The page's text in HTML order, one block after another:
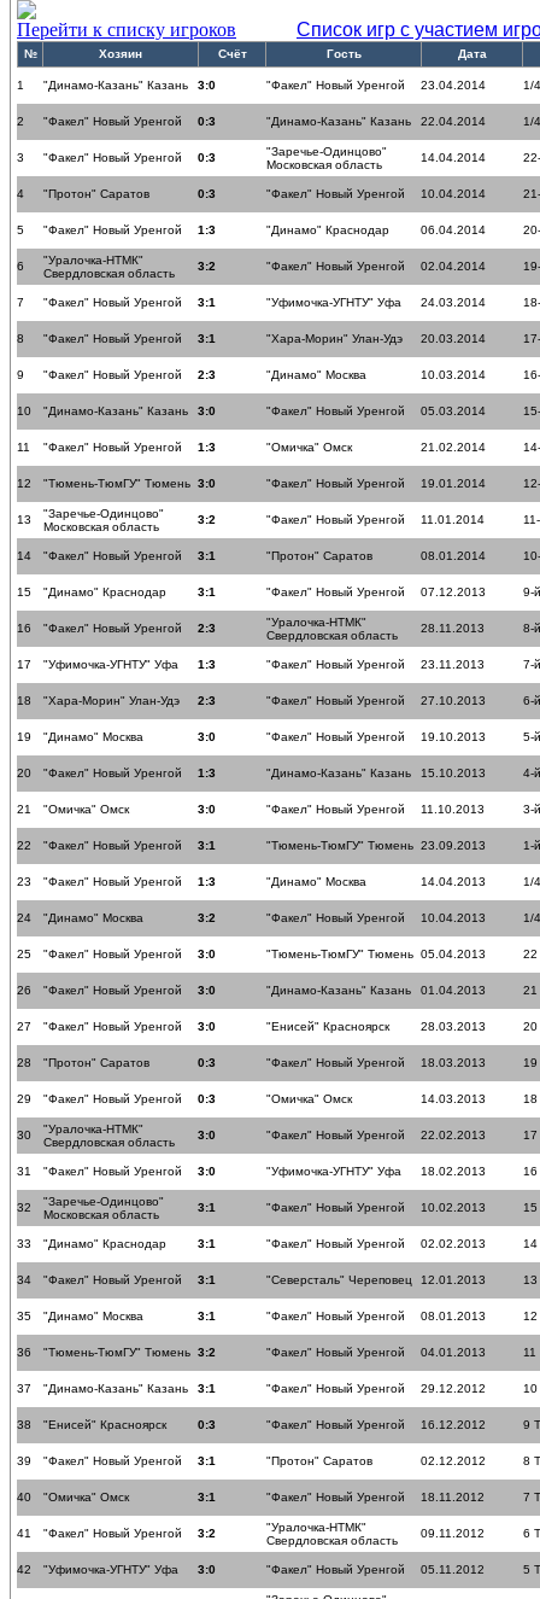
Перейти к списку игроков
Список игр с участием
№ Хозяин Счёт Гость Дата
1 "Динамо-Казань" Казань 3:0 "Факел" Новый Уренгой 23.04.2014 1/
2 "Факел" Новый Уренгой 0:3 "Динамо-Казань" Казань 22.04.2014 1/
3 "Факел" Новый Уренгой 0:3
"Заречье-Одинцово"
Московская область
14.04.2014
4 "Протон" Саратов 0:3 "Факел" Новый Уренгой 10.04.2014
5 "Факел" Новый Уренгой 1:3 "Динамо" Краснодар 06.04.2014
6
"Уралочка-НТМК"
Свердловская область
3:2 "Факел" Новый Уренгой 02.04.2014
7 "Факел" Новый Уренгой 3:1 "Уфимочка-УГНТУ" Уфа 24.03.2014
8 "Факел" Новый Уренгой 3:1 "Хара-Морин" Улан-Удэ 20.03.2014
9 "Факел" Новый Уренгой 2:3 "Динамо" Москва 10.03.2014
10 "Динамо-Казань" Казань 3:0 "Факел" Новый Уренгой 05.03.2014
11 "Факел" Новый Уренгой 1:3 "Омичка" Омск 21.02.2014
12 "Тюмень-ТюмГУ" Тюмень 3:0 "Факел" Новый Уренгой 19.01.2014
13
"Заречье-Одинцово"
Московская область
3:2 "Факел" Новый Уренгой 11.01.2014
14 "Факел" Новый Уренгой 3:1 "Протон" Саратов 08.01.2014
15 "Динамо" Краснодар 3:1 "Факел" Новый Уренгой 07.12.2013 9-
16 "Факел" Новый Уренгой 2:3
"Уралочка-НТМК"
Свердловская область
28.11.2013 8-
17 "Уфимочка-УГНТУ" Уфа 1:3 "Факел" Новый Уренгой 23.11.2013 7-
18 "Хара-Морин" Улан-Удэ 2:3 "Факел" Новый Уренгой 27.10.2013 6-
19 "Динамо" Москва 3:0 "Факел" Новый Уренгой 19.10.2013 5-
20 "Факел" Новый Уренгой 1:3 "Динамо-Казань" Казань 15.10.2013 4-
21 "Омичка" Омск 3:0 "Факел" Новый Уренгой 11.10.2013 3-
22 "Факел" Новый Уренгой 3:1 "Тюмень-ТюмГУ" Тюмень 23.09.2013 1-
23 "Факел" Новый Уренгой 1:3 "Динамо" Москва 14.04.2013 1/
24 "Динамо" Москва 3:2 "Факел" Новый Уренгой 10.04.2013 1/
25 "Факел" Новый Уренгой 3:0 "Тюмень-ТюмГУ" Тюмень 05.04.2013 22
26 "Факел" Новый Уренгой 3:0 "Динамо-Казань" Казань 01.04.2013 21
27 "Факел" Новый Уренгой 3:0 "Енисей" Красноярск 28.03.2013 20
28 "Протон" Саратов 0:3 "Факел" Новый Уренгой 18.03.2013 19
29 "Факел" Новый Уренгой 0:3 "Омичка" Омск 14.03.2013 18
30
"Уралочка-НТМК"
Свердловская область
3:0 "Факел" Новый Уренгой 22.02.2013 17
31 "Факел" Новый Уренгой 3:0 "Уфимочка-УГНТУ" Уфа 18.02.2013 16
32
"Заречье-Одинцово"
Московская область
3:1 "Факел" Новый Уренгой 10.02.2013 15
33 "Динамо" Краснодар 3:1 "Факел" Новый Уренгой 02.02.2013 14
34 "Факел" Новый Уренгой 3:1 "Северсталь" Череповец 12.01.2013 13
35 "Динамо" Москва 3:1 "Факел" Новый Уренгой 08.01.2013 12
36 "Тюмень-ТюмГУ" Тюмень 3:2 "Факел" Новый Уренгой 04.01.2013 11
37 "Динамо-Казань" Казань 3:1 "Факел" Новый Уренгой 29.12.2012 10
38 "Енисей" Красноярск 0:3 "Факел" Новый Уренгой 16.12.2012 9
39 "Факел" Новый Уренгой 3:1 "Протон" Саратов 02.12.2012 8
40 "Омичка" Омск 3:1 "Факел" Новый Уренгой 18.11.2012 7
41 "Факел" Новый Уренгой 3:2
"Уралочка-НТМК"
Свердловская область
09.11.2012 6
42 "Уфимочка-УГНТУ" Уфа 3:0 "Факел" Новый Уренгой 05.11.2012 5